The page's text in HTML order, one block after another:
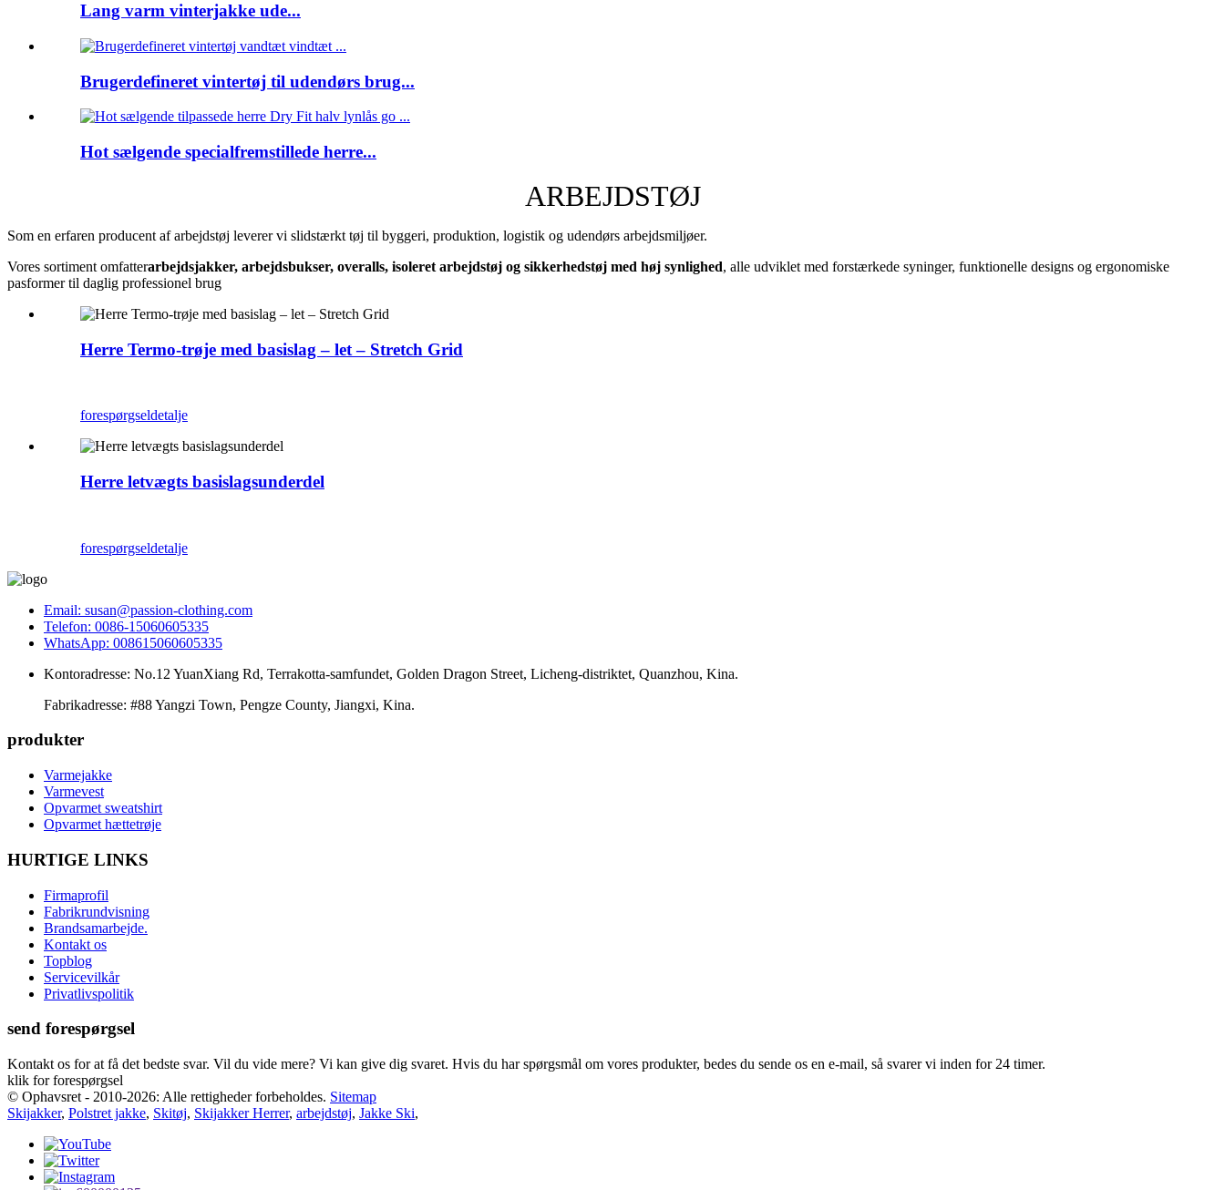
Lang varm vinterjakke ude...
Brugerdefineret vintertøj til udendørs brug...
Hot sælgende specialfremstillede herre...
ARBEJDSTØJ
Som en erfaren producent af arbejdstøj leverer vi slidstærkt tøj til byggeri, produktion, logistik og udendørs arbejdsmiljøer.
Vores sortiment omfatterarbejdsjakker, arbejdsbukser, overalls, isoleret arbejdstøj og sikkerhedstøj med høj synlighed, alle udviklet med forstærkede syninger, funktionelle designs og ergonomiske
pasformer til daglig professionel brug
Herre Termo-trøje med basislag – let – Stretch Grid
forespørgseldetalje
Herre letvægts basislagsunderdel
forespørgseldetalje
Email: susan@passion-clothing.com
Telefon: 0086-15060605335
WhatsApp: 008615060605335
Kontoradresse: No.12 YuanXiang Rd, Terrakotta-samfundet, Golden Dragon Street, Licheng-distriktet, Quanzhou, Kina.
Fabrikadresse: #88 Yangzi Town, Pengze County, Jiangxi, Kina.
produkter
Varmejakke
Varmevest
Opvarmet sweatshirt
Opvarmet hættetrøje
HURTIGE LINKS
Firmaprofil
Fabrikrundvisning
Brandsamarbejde.
Kontakt os
Topblog
Servicevilkår
Privatlivspolitik
send forespørgsel
Kontakt os for at få det bedste svar. Vil du vide mere? Vi kan give dig svaret. Hvis du har spørgsmål om vores produkter, bedes du sende os en e-mail, så svarer vi inden for 24 timer.
klik for forespørgsel
© Ophavsret - 2010-2026: Alle rettigheder forbeholdes. Sitemap
Skijakker, Polstret jakke, Skitøj, Skijakker Herrer, arbejdstøj, Jakke Ski,